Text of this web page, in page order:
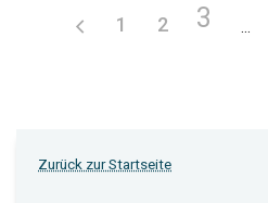
1 2 3
Zurück zur Startseite